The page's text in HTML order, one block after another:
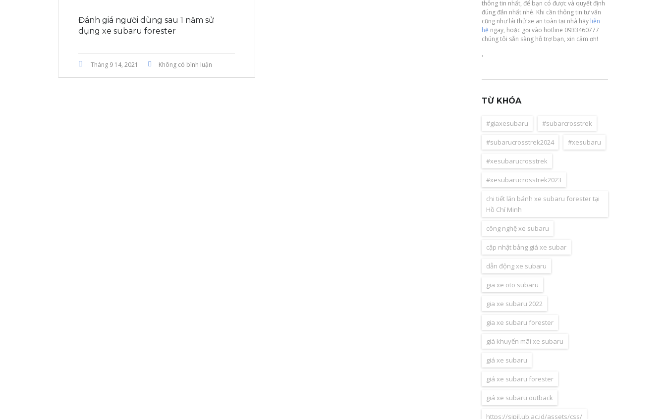
Đánh giá người dùng sau 1 năm sử
dụng xe subaru forester
Tháng 9 14, 2021 Không có bình luận
thông tin nhất, để bạn có được và quyết định
đúng đắn nhất nhé. Khi cần thông tin tư vấn
cũng như lái thử xe an toàn tại nhà hãy liên
hệ ngay, hoặc gọi vào hotline 0933460777
chúng tôi sẵn sàng hỗ trợ bạn, xin cảm ơn!
.
TỪ KHÓA
#giaxesubaru #subarcrosstrek
#subarucrosstrek2024 #xesubaru
#xesubarucrosstrek
#xesubarucrosstrek2023
chi tiết lăn bánh xe subaru forester tại
Hồ Chí Minh
công nghệ xe subaru
cập nhật bảng giá xe subar
dẫn động xe subaru
gia xe oto subaru
gia xe subaru 2022
gia xe subaru forester
giá khuyến mãi xe subaru
giá xe subaru
giá xe subaru forester
giá xe subaru outback
https://sipil.ub.ac.id/assets/css/